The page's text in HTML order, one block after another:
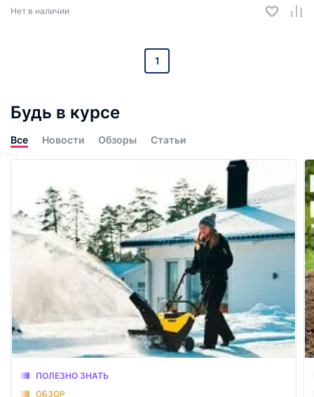
Нет в наличии
1
Будь в курсе
Все Новости Обзоры Статьи
ПОЛЕЗНО ЗНАТЬ
ОБЗОР